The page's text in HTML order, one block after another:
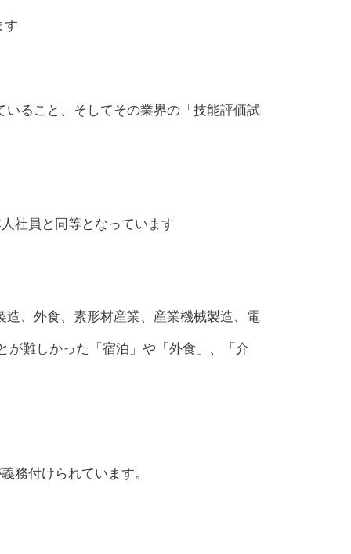
す
ること、そしてその業界の「技能評価試
社員と同等となっています
、外食、素形材産業、産業機械製造、電
難しかった「宿泊」や「外食」、「介
義務付けられています。